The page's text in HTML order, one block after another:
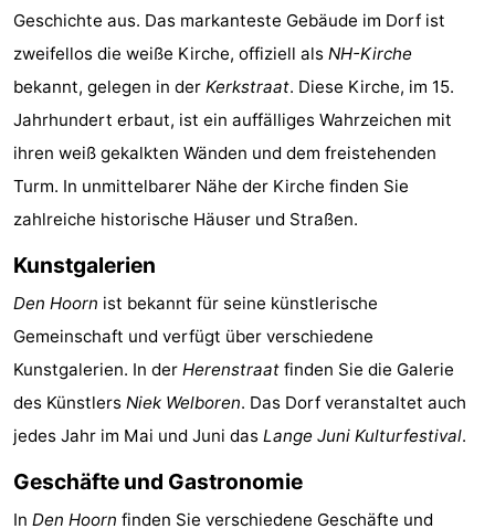
Schönste
Appartements
Bosch
en
-
De
-
Holland
Land
Zeezicht
-
Strandplevier
Campingplätze
Ferienhäuser
Geschichte aus. Das markanteste Gebäude im Dorf ist
zweifellos die weiße Kirche, offiziell als NH-Kirche
bekannt, gelegen in der Kerkstraat. Diese Kirche, im 15.
Jahrhundert erbaut, ist ein auffälliges Wahrzeichen mit
ihren weiß gekalkten Wänden und dem freistehenden
Turm. In unmittelbarer Nähe der Kirche finden Sie
zahlreiche historische Häuser und Straßen.
Kunstgalerien
Den Hoorn ist bekannt für seine künstlerische
Gemeinschaft und verfügt über verschiedene
Kunstgalerien. In der Herenstraat finden Sie die Galerie
des Künstlers Niek Welboren. Das Dorf veranstaltet auch
jedes Jahr im Mai und Juni das Lange Juni Kulturfestival.
Geschäfte und Gastronomie
In Den Hoorn finden Sie verschiedene Geschäfte und